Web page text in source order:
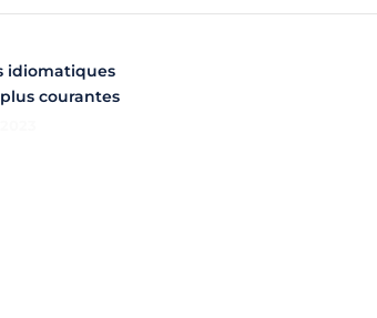
idiomatiques
courantes